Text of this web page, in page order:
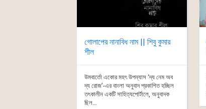
গোলাপের নানাবিধ নাম || শিবু কুমার
শীল
উমবার্তো একোর মহৎ উপন্যাস ‘দ্য নেম অব
দ্য রোজ’-এর বাংলা অনুবাদ প্রকাশিত হচ্ছিল
তৎকালীন একটি সাহিত্যপোর্টালে, অনুবাদক
ছিল...